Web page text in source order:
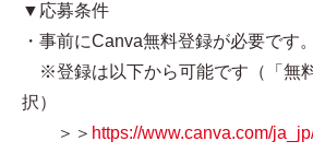
▼応募条件
・事前にCanva無料登録が必要です。
※登録は以下から可能です（「無
択）
＞＞ https://www.canva.com/